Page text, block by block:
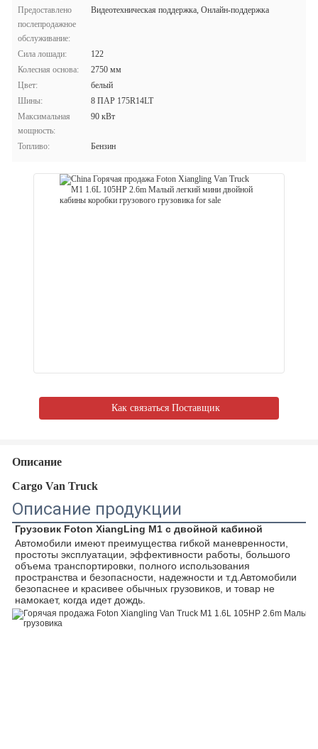
Предоставлено
послепродажное
обслуживание:
Видеотехническая поддержка, Онлайн-поддержка
Сила лошади:
122
Колесная основа:
2750 мм
Цвет:
белый
Шины:
8 ПАР 175R14LT
Максимальная
мощность:
90 кВт
Топливо: Бензин
Как связаться Поставщик
Описание
Cargo Van Truck
Описание продукции
Грузовик Foton XiangLing M1 с двойной кабиной
Автомобили имеют преимущества гибкой маневренности,
простоты эксплуатации, эффективности работы, большого
объема транспортировки, полного использования
пространства и безопасности, надежности и т.д.Автомобили
безопаснее и красивее обычных грузовиков, и товар не
намокает, когда идет дождь.